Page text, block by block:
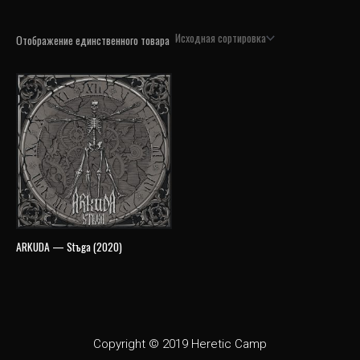
Отображение единственного товара
ARKUDA — Stъga (2020)
Copyright © 2019 Heretic Camp